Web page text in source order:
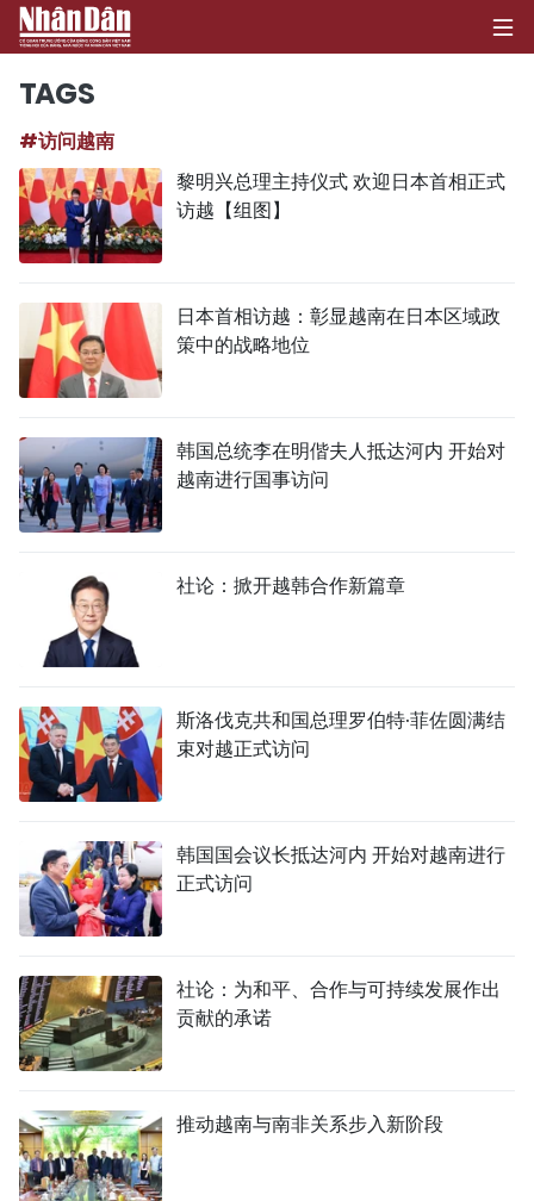
政治
社会
文化
史海
图表新闻
TAGS
#访问越南
黎明兴总理主持仪式 欢迎日本首相正式
访越【组图】
日本首相访越：彰显越南在日本区域政
策中的战略地位
韩国总统李在明偕夫人抵达河内 开始对
越南进行国事访问
社论：掀开越韩合作新篇章
斯洛伐克共和国总理罗伯特·菲佐圆满结
束对越正式访问
韩国国会议长抵达河内 开始对越南进行
正式访问
社论：为和平、合作与可持续发展作出
贡献的承诺
推动越南与南非关系步入新阶段